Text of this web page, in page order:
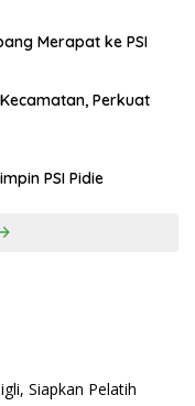
Merapat ke PSI
Perkuat
PSI Pidie